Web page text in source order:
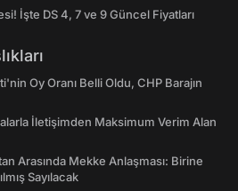
İşte DS 4, 7 ve 9 Güncel Fiyatları
Oy Oranı Belli Oldu, CHP Barajın
İletişimden Maksimum Verim Alan
Arasında Mekke Anlaşması: Birine
Sayılacak